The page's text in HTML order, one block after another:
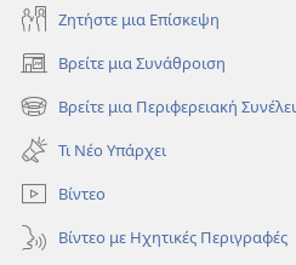
Ζητήστε μια Επίσκεψη
Βρείτε μια Συνάθροιση
(ανοίγει
νέο
παράθυρο)
Βρείτε μια Περιφερειακή
(ανοίγει
νέο
παράθυρο)
Τι Νέο Υπάρχει
Βίντεο
Βίντεο με Ηχητικές Περιγραφές